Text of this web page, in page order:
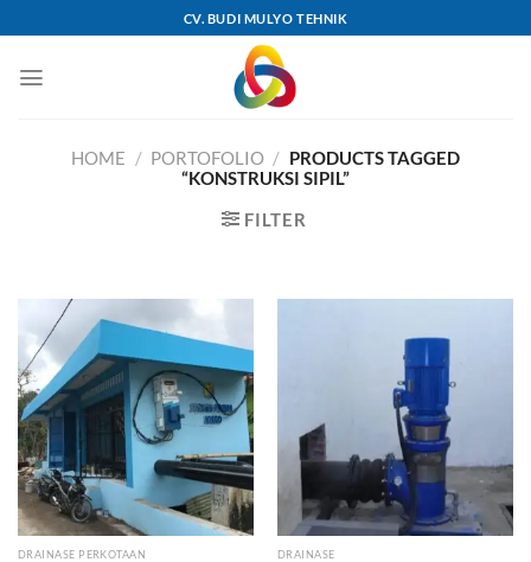
to
content
CV. BUDI MULYO TEHNIK
HOME / PORTOFOLIO / PRODUCTS TAGGED
“KONSTRUKSI SIPIL”
FILTER
DRAINASE PERKOTAAN DRAINASE